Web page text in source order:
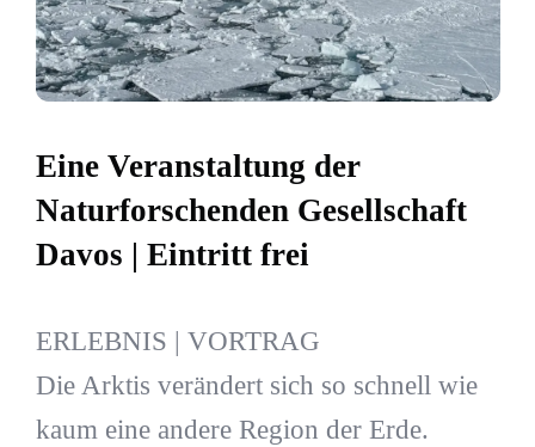
Eine Veranstaltung der
Naturforschenden Gesellschaft
Davos | Eintritt frei
ERLEBNIS | VORTRAG
Die Arktis verändert sich so schnell wie
kaum eine andere Region der Erde.